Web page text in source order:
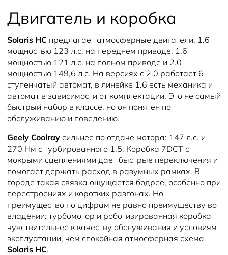
Двигатель и коробка
Solaris HC предлагает атмосферные двигатели: 1.6
мощностью 123 л.с. на переднем приводе, 1.6
мощностью 121 л.с. на полном приводе и 2.0
мощностью 149,6 л.с. На версиях с 2.0 работает 6-
ступенчатый автомат, в линейке 1.6 есть механика и
автомат в зависимости от комплектации. Это не самый
быстрый набор в классе, но он понятен по
обслуживанию и поведению.
Geely Coolray сильнее по отдаче мотора: 147 л.с. и
270 Нм с турбированного 1.5. Коробка 7DCT с
мокрыми сцеплениями дает быстрые переключения и
помогает держать расход в разумных рамках. В
городе такая связка ощущается бодрее, особенно при
перестроениях и коротких разгонах. Но
преимущество по цифрам не равно преимуществу во
владении: турбомотор и роботизированная коробка
чувствительнее к качеству обслуживания и условиям
эксплуатации, чем спокойная атмосферная схема
Solaris HC.